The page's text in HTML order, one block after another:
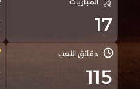
17
دقائق اللعب
115